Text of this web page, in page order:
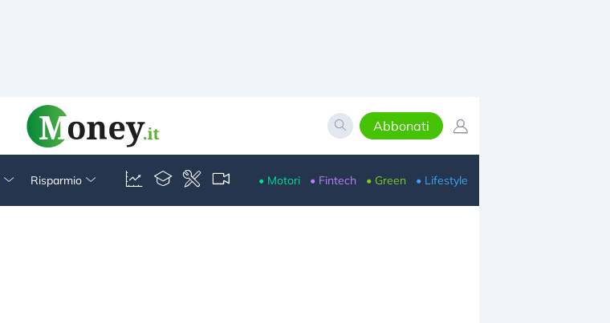
Abbonati
Risparmio • Motori • Fintech • Green • Lifestyle